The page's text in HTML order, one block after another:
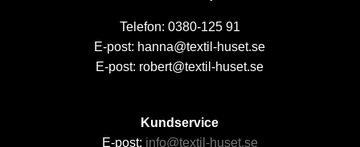
Telefon: 0380-125 91
E-post: hanna@textil-huset.se
E-post: robert@textil-huset.se
Kundservice
E-post: info@textil-huset.se